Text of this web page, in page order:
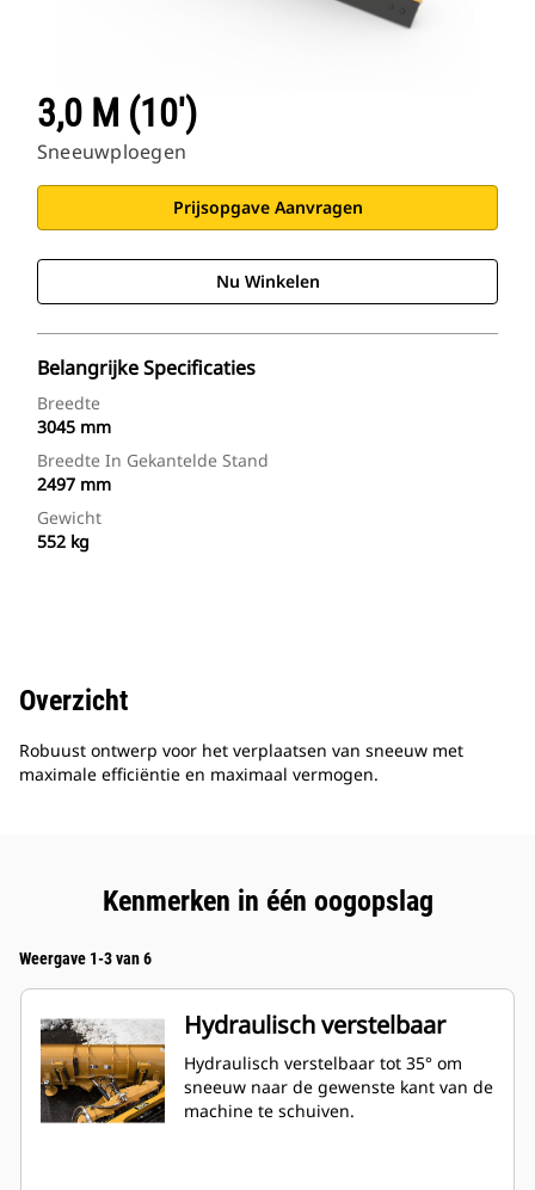
3,0 M (10')
Sneeuwploegen
Prijsopgave Aanvragen
Nu Winkelen
Belangrijke Specificaties
Breedte
3045 mm
Breedte In Gekantelde Stand
2497 mm
Gewicht
552 kg
Overzicht
Robuust ontwerp voor het verplaatsen van sneeuw met
maximale efficiëntie en maximaal vermogen.
Kenmerken in één oogopslag
Weergave 1-3 van 6
Hydraulisch verstelbaar
Hydraulisch verstelbaar tot 35° om
sneeuw naar de gewenste kant van de
machine te schuiven.